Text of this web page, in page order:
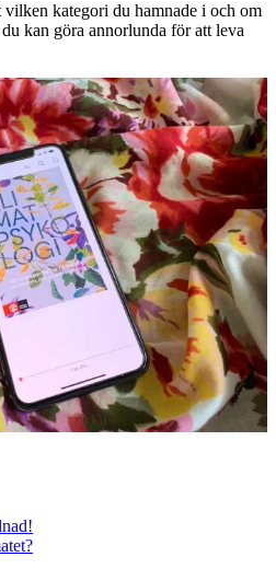
kategori du hamnade i och om
kan göra annorlunda för att leva